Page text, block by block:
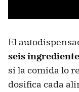
El
seis
si la comida lo
dosifica cada